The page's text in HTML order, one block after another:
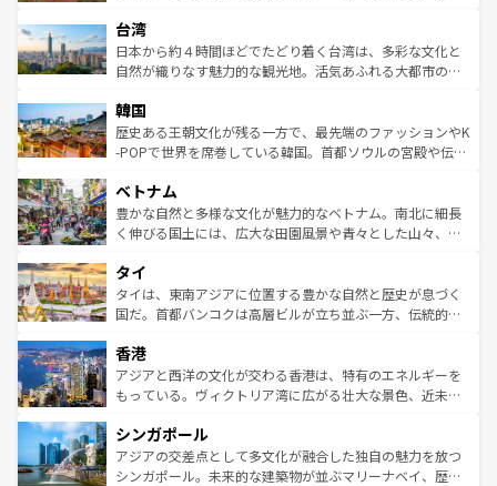
ならではの贅沢な旅のスタイルだ。 なお、新着のアメリカ
情報はコンテンツ一覧を参照してほしい。
れるおもてなしの心で訪れる人々を迎えてくれるハワイの
人々、おいしいローカルフードやハワイアンミュージッ
ク、伝統的なフラダンスなど、すべてがハワイの魅力を彩
ワイを、存分に味わってほしい。 なお、新着のハワイ情報
はコンテンツ一覧を参照してほしい。
リアリーフや大陸中央部にそびえるウルル（エアーズロッ
ク）、タスマニアの美しい原生林やケアンズの熱帯雨林な
ど、見どころがたくさん。また、カフェやワイン、オージ
いる。アクティビティも充実しており、サーフィンやダイ
ビング、ハイキングなど、アウトドア好きにはたまらな
い。オーストラリアの多彩な魅力を存分に味わいつくそ
参照してほしい。
台湾
日本から約４時間ほどでたどり着く台湾は、多彩な文化と
自然が織りなす魅力的な観光地。活気あふれる大都市の台
ン）、静ひつな山岳地帯である台湾東部など、都市の喧騒
と山間の静けさが共存しており、訪れる人に新しい発見と
驚きをもたらしてくれる。また、奥深い台湾の食文化も魅
容にもいいと評判のスイーツなど、バラエティ豊かな料理
が味わえる。 なお、新着の台湾情報は コンテンツ一覧を参
照してほしい。
韓国
歴史ある王朝文化が残る一方で、最先端のファッションやK
-POPで世界を席巻している韓国。首都ソウルの宮殿や伝統
き、地方に足を延ばせば四季折々の自然美を楽しむことが
できる。そして、キムチや焼肉、絶品のストリートフード
まで、さまざまな韓国料理が待っている。夜には、韓国な
リティに包まれながら、韓国の多彩な魅力を心ゆくまで味
わってみてほしい。 なお、新着の韓国情報はコンテンツ一
覧を参照してほしい。
ベトナム
豊かな自然と多様な文化が魅力的なベトナム。南北に細長
く伸びる国土には、広大な田園風景や青々とした山々、世
急速な発展と共に伝統が息づく。ハノイの古い町並みやホ
ーチミン市のフランス統治時代の建物も、独特の雰囲気を
醸し出している。また、バラエティの豊かさとおいしさで
とつ。フォーやバインミー、ベトナムコーヒーなどは、ぜ
ひ現地で味わいたい。どの地域を訪れてもあたたかい人々
が旅行者を迎えてくれるので、きっと忘れられない旅にな
参照してほしい。
タイ
タイは、東南アジアに位置する豊かな自然と歴史が息づく
国だ。首都バンコクは高層ビルが立ち並ぶ一方、伝統的な
の活気が交差している。北部ではチェンマイなどの山岳地
帯で自然と触れ合い、南部ではプーケットやクラビの美し
いビーチでリゾート気分を楽しむことができる。タイ料理
激する。気候は一年中温暖で、どの季節にも異なる楽しみ
が待っている。親しみやすいタイの人々、仏教を中心とし
た文化、そして多様な観光資源が、訪れる旅人を魅了し続
香港
アジアと西洋の文化が交わる香港は、特有のエネルギーを
もっている。ヴィクトリア湾に広がる壮大な景色、近未来
み、どこを訪れても感動するはず。観光スポットが密集し
ており、効率よく見どころを回れるのも魅力。息をのむよ
うな絶景から文化的な体験まで、香港を存分に楽しみ尽く
シンガポール
アジアの交差点として多文化が融合した独自の魅力を放つ
シンガポール。未来的な建築物が並ぶマリーナベイ、歴史